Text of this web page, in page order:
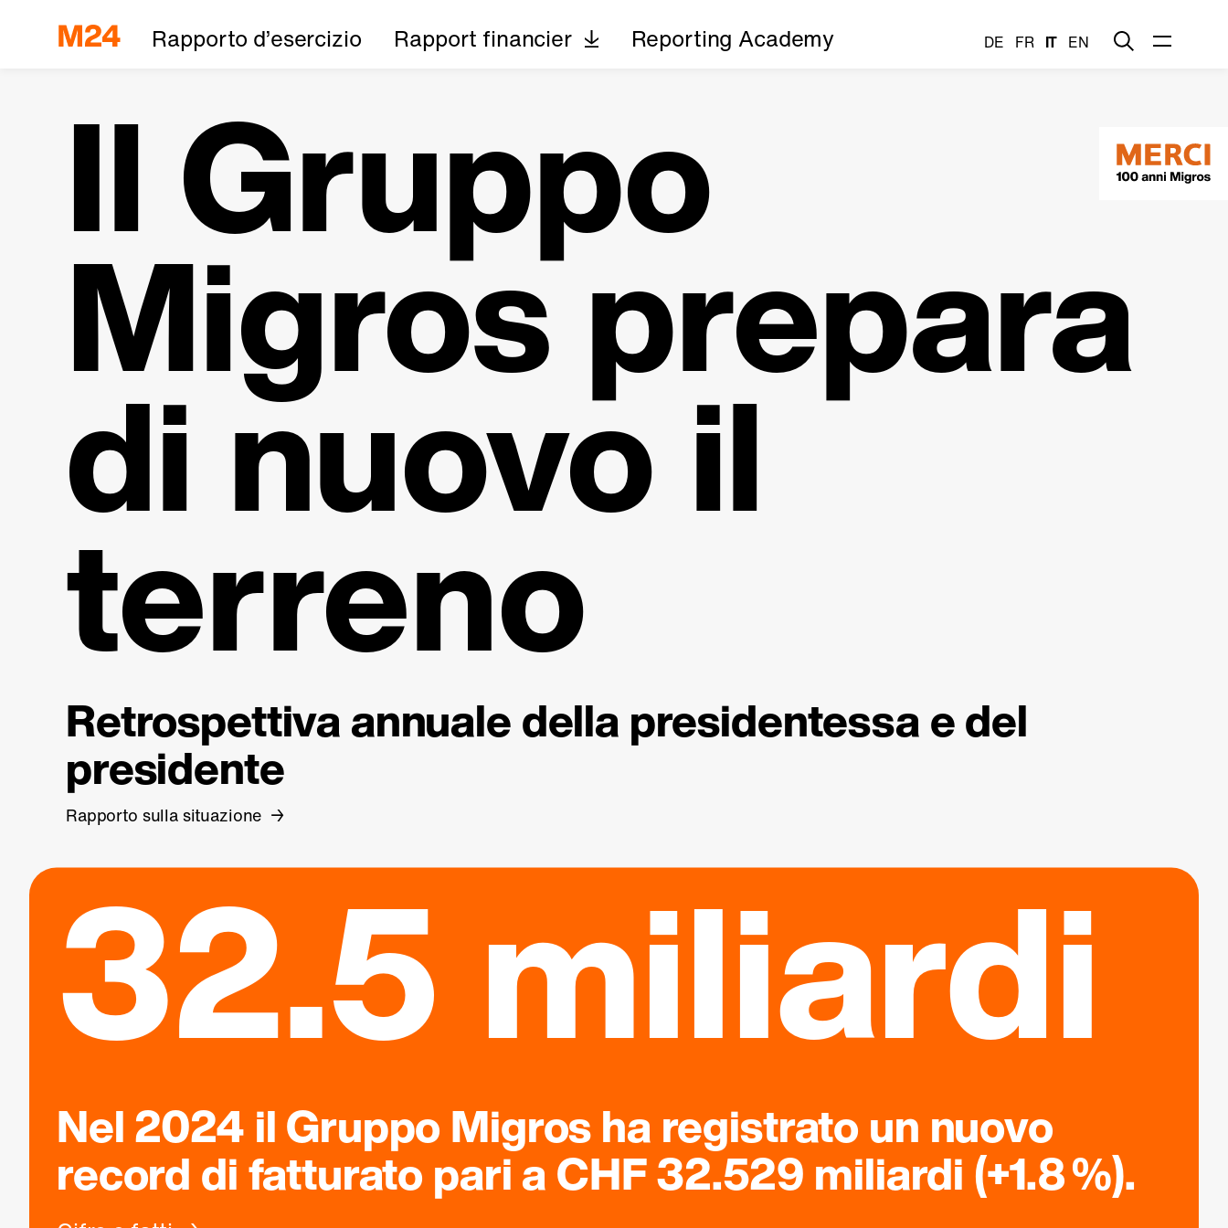
Rapporto d’esercizio Rapport financier Reporting Academy DE FR IT EN
Il Gruppo
Migros prepara
di nuovo il
terreno
Retrospettiva annuale della presidentessa e del
presidente
Rapporto sulla situazione
32.5 miliardi
Nel 2024 il Gruppo Migros ha registrato un nuovo
record di fatturato pari a CHF 32.529 miliardi (+1.8 %).